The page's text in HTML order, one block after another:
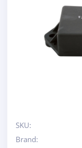
SKU:
Brand: